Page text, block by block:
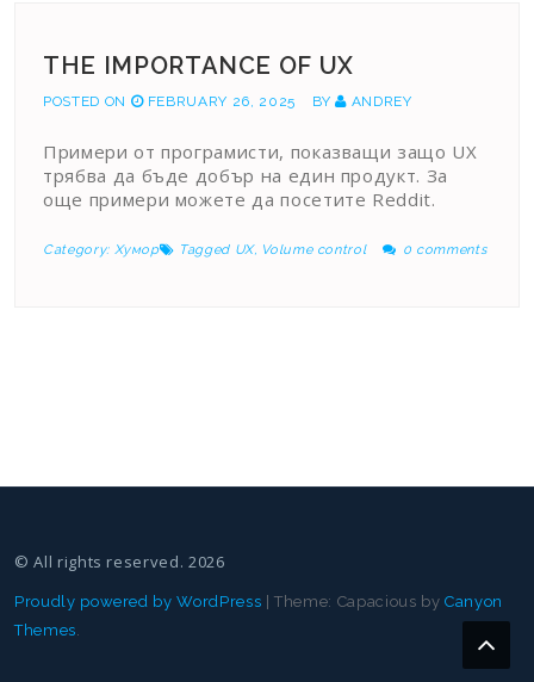
THE IMPORTANCE OF UX
POSTED ON FEBRUARY 26, 2025 BY ANDREY
Примери от програмисти, показващи защо UX
трябва да бъде добър на един продукт. За
още примери можете да посетите Reddit.
Category: Хумор Tagged UX, Volume control 0 comments
© All rights reserved. 2026
Proudly powered by WordPress |Theme: Capacious byCanyon
Themes.